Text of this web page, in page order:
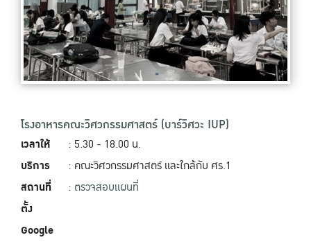
โรงอาหารคณะวิศวกรรมศาสตร์ (บาร์วิศวะ IUP)
เวลาให้
บริการ
สถานที่
ตั้ง
Google
: 5.30 - 18.00 น.
: คณะวิศวกรรมศาสตร์ และใกล้กับ ศร.1
: ตรวจสอบแผนที่